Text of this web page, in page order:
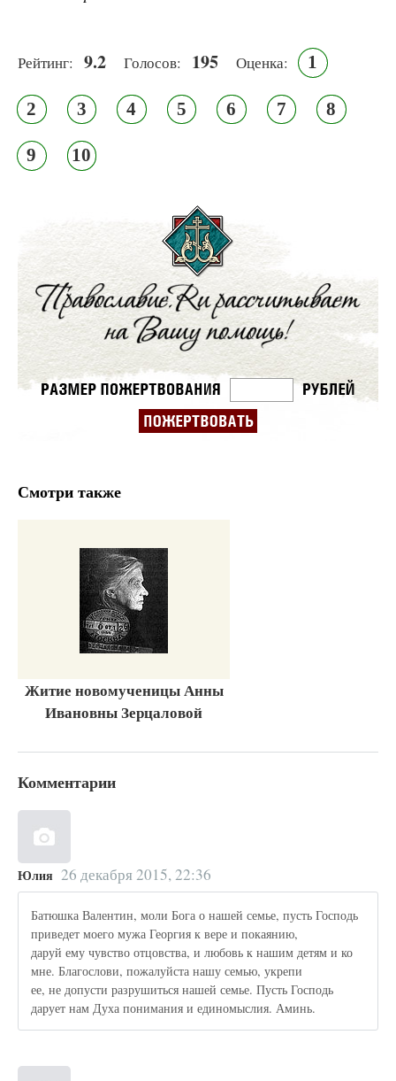
Рейтинг: 9.2 Голосов: 195 Оценка: 1
2 3 4 5 6 7 8
9 10
Смотри также
Житие новомученицы Анны
Ивановны Зерцаловой
Комментарии
Юлия 26 декабря 2015, 22:36
Батюшка Валентин, моли Бога о нашей семье, пусть Господь
приведет моего мужа Георгия к вере и покаянию,
даруй ему чувство отцовства, и любовь к нашим детям и ко
мне. Благослови, пожалуйста нашу семью, укрепи
ее, не допусти разрушиться нашей семье. Пусть Господь
дарует нам Духа понимания и единомыслия. Аминь.